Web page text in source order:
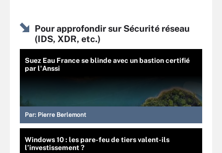
Pour approfondir sur Sécurité réseau
(IDS, XDR, etc.)
Suez Eau France se blinde avec un bastion certifié
par l'Anssi
Par: Pierre Berlemont
Windows 10 : les pare-feu de tiers valent-ils
l’investissement ?